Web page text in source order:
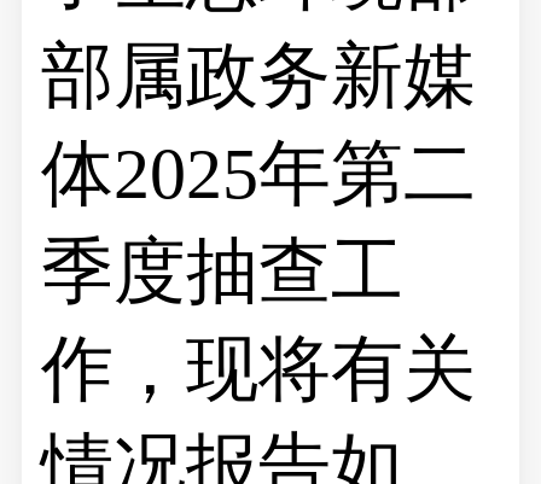
部属政务新媒
体2025年第二
季度抽查工
作，现将有关
情况报告如